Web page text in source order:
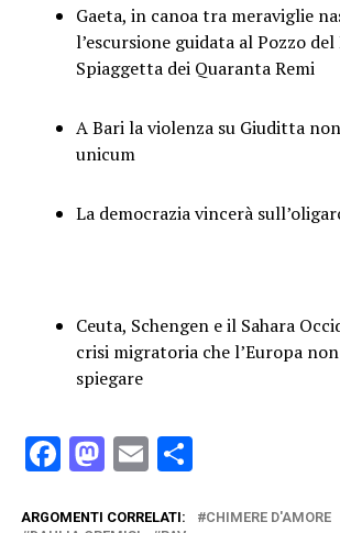
Gaeta, in canoa tra meraviglie
l’escursione guidata al Pozzo
Spiaggetta dei Quaranta Remi
A Bari la violenza su Giuditta
unicum
La democrazia vincerà
Ceuta, Schengen e il Sahara
crisi migratoria che l’Europa
spiegare
Facebook
Mastodon
EmailCondividi
ARGOMENTI CORRELATI:
CHIMERE D'AMORE